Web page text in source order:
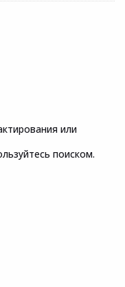
или
поиском.